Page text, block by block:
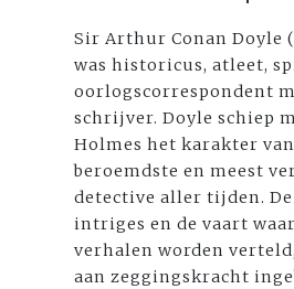
Sir Arthur Conan Doyle
was historicus, atleet,
oorlogscorrespondent
schrijver. Doyle schiep
Holmes het karakter
beroemdste en meest
detective aller tijden.
intriges en de vaart
verhalen worden
aan zeggingskracht